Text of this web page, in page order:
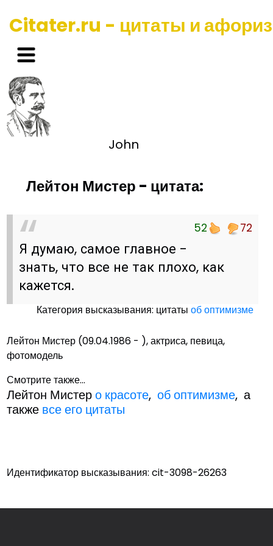
Citater.ru - цитаты и
John
Лейтон Мистер - цитата:
52 72
Я думаю, самое главное -
знать, что все не так плохо, как
кажется.
Категория высказывания: цитатыоб оптимизме
Лейтон Мистер (09.04.1986 - ), актриса, певица,
фотомодель
Смотрите также...
Лейтон Мистеро красоте,об оптимизме, а
также все его цитаты
Идентификатор высказывания: cit-3098-26263